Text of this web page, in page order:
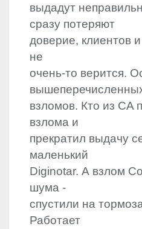
выдадут
сразу потеряют
доверие, клиентов
не
очень-то верится.
взломов. Кто из CA
взлома и
прекратил выдачу
маленький
Diginotar. А взлом
шума -
спустили на
Работает